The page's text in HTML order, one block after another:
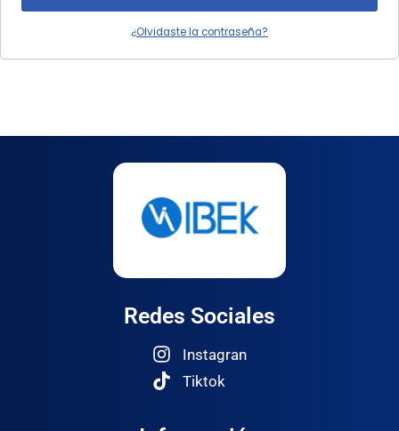
¿Olvidaste la contraseña?
Redes Sociales
Instagran
Tiktok